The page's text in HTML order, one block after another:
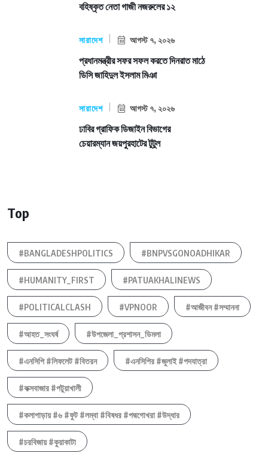
বহিষ্কৃত নেতা গাজী নজরুলের ১২
সারাদেশ আগস্ট ৭, ২০২৬
প্রধানমন্ত্রীর সফর সফল করতে দিনরাত মাঠে
ডিসি জাহিদুল ইসলাম মিঞা
সারাদেশ আগস্ট ৭, ২০২৬
ঢাবির গ্রাফিক ডিজাইন বিভাগের
চেয়ারম্যান জয়পুরহাটের টুটুল
Top
#BANGLADESHPOLITICS #BNPVSGONOADHIKAR
#HUMANITY_FIRST #PATUAKHALINEWS
#POLITICALCLASH #VPNOOR #আজীবন #সম্মাননা
#আহত_সংঘর্ষ #উপজেলা_প্রশাসন_ডিমলা
#এনসিপি #লিফলেট #বিতরন #এনসিপির #জুলাই #পদযাত্রা
#কক্সবাজার #পটুয়াখালী
#কলাপাড়ায় #৬ #ফুট #লম্বা #বিষধর #পদ্মগোখরা #উদ্ধার
#চরবিজায় #কুয়াকাটা